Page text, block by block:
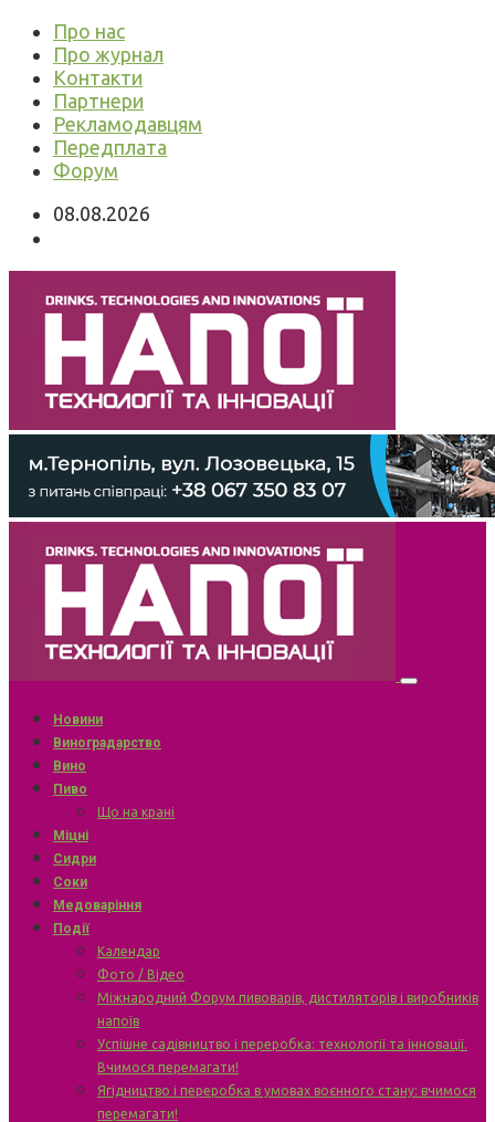
Про нас
Про журнал
Контакти
Партнери
Рекламодавцям
Передплата
Форум
08.08.2026
Новини
Виноградарство
Вино
Пиво
Що на крані
Міцні
Сидри
Соки
Медоваріння
Події
Календар
Фото / Відео
Міжнародний Форум пивоварів, дистиляторів і виробників
напоїв
Успішне садівництво і переробка: технології та інновації.
Вчимося перемагати!
Ягідництво і переробка в умовах воєнного стану: вчимося
перемагати!